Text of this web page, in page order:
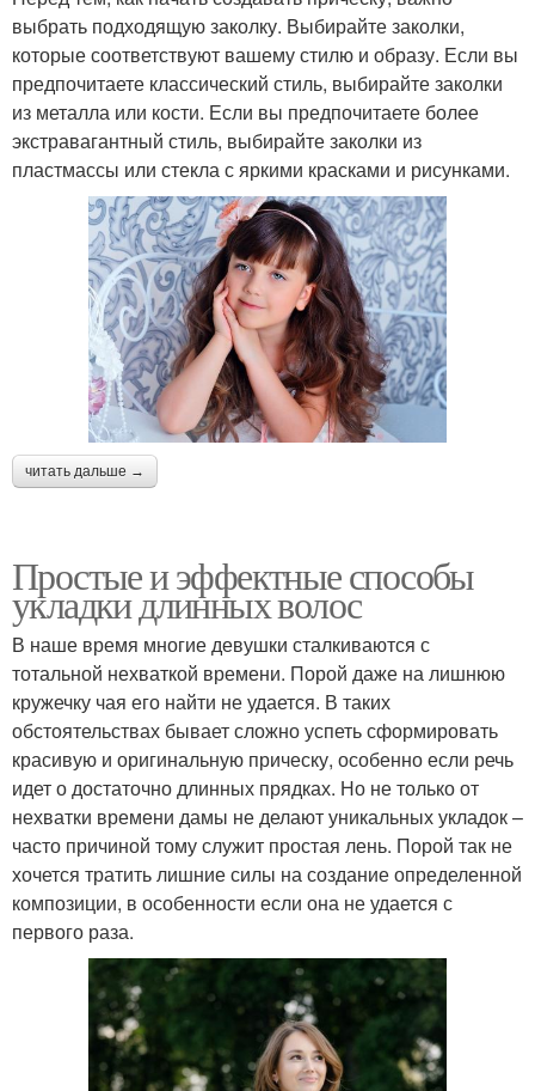
выбрать подходящую заколку. Выбирайте заколки,
которые соответствуют вашему стилю и образу. Если вы
предпочитаете классический стиль, выбирайте заколки
из металла или кости. Если вы предпочитаете более
экстравагантный стиль, выбирайте заколки из
пластмассы или стекла с яркими красками и рисунками.
читать дальше →
Простые и эффектные способы
укладки длинных волос
В наше время многие девушки сталкиваются с
тотальной нехваткой времени. Порой даже на лишнюю
кружечку чая его найти не удается. В таких
обстоятельствах бывает сложно успеть сформировать
красивую и оригинальную прическу, особенно если речь
идет о достаточно длинных прядках. Но не только от
нехватки времени дамы не делают уникальных укладок –
часто причиной тому служит простая лень. Порой так не
хочется тратить лишние силы на создание определенной
композиции, в особенности если она не удается с
первого раза.